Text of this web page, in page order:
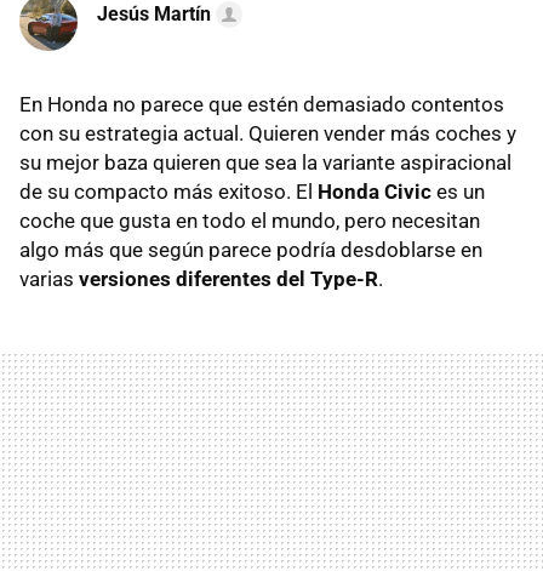
Jesús Martín
En Honda no parece que estén demasiado contentos
con su estrategia actual. Quieren vender más coches y
su mejor baza quieren que sea la variante aspiracional
de su compacto más exitoso. El Honda Civic es un
coche que gusta en todo el mundo, pero necesitan
algo más que según parece podría desdoblarse en
varias versiones diferentes del Type-R.